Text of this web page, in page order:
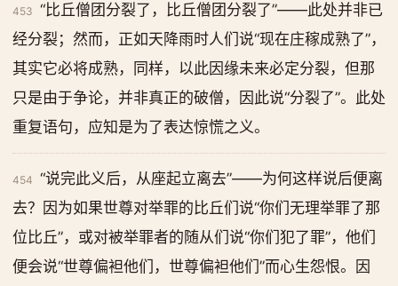
453
“比丘僧团分裂了，比丘僧团分裂了”——此处并非已
经分裂；然而，正如天降雨时人们说“现在庄稼成熟了”，
其实它必将成熟，同样，以此因缘未来必定分裂，但那
只是由于争论，并非真正的破僧，因此说“分裂了”。此处
重复语句，应知是为了表达惊慌之义。
454
“说完此义后，从座起立离去”——为何这样说后便离
去？因为如果世尊对举罪的比丘们说“你们无理举罪了那
位比丘”，或对被举罪者的随从们说“你们犯了罪”，他们
便会说“世尊偏袒他们，世尊偏袒他们”而心生怨恨。因